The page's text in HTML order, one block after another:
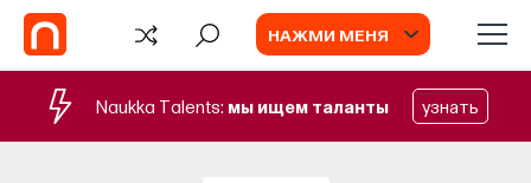
НАЖМИ МЕНЯ
Naukka Talents: мы ищем таланты узнать